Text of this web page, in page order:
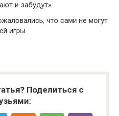
и забудут»
что сами не могут
игры
Поделиться с